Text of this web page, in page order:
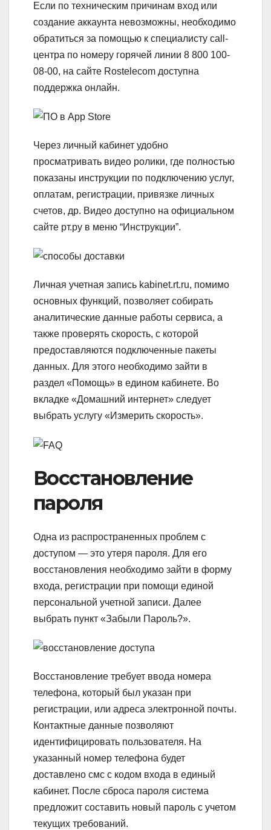
Если по техническим причинам вход или
создание аккаунта невозможны, необходимо
обратиться за помощью к специалисту call-
центра по номеру горячей линии 8 800 100-
08-00, на сайте Rostelecom доступна
поддержка онлайн.
Через личный кабинет удобно
просматривать видео ролики, где полностью
показаны инструкции по подключению услуг,
оплатам, регистрации, привязке личных
счетов, др. Видео доступно на официальном
сайте рт.ру в меню “Инструкции”.
Личная учетная запись kabinet.rt.ru, помимо
основных функций, позволяет собирать
аналитические данные работы сервиса, а
также проверять скорость, с которой
предоставляются подключенные пакеты
данных. Для этого необходимо зайти в
раздел «Помощь» в едином кабинете. Во
вкладке «Домашний интернет» следует
выбрать услугу «Измерить скорость».
Восстановление
пароля
Одна из распространенных проблем с
доступом — это утеря пароля. Для его
восстановления необходимо зайти в форму
входа, регистрации при помощи единой
персональной учетной записи. Далее
выбрать пункт «Забыли Пароль?».
Восстановление требует ввода номера
телефона, который был указан при
регистрации, или адреса электронной почты.
Контактные данные позволяют
идентифицировать пользователя. На
указанный номер телефона будет
доставлено смс с кодом входа в единый
кабинет. После сброса пароля система
предложит составить новый пароль с учетом
текущих требований.